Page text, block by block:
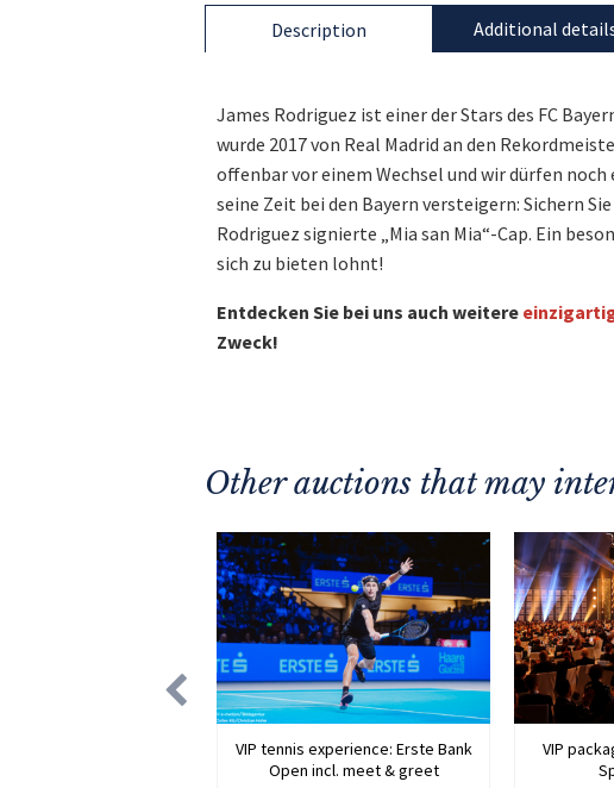
Description
James Rodriguez ist einer der Stars des FC
wurde 2017 von Real Madrid an den
offenbar vor einem Wechsel und wir dürfen
seine Zeit bei den Bayern versteigern: Sichern
Rodriguez signierte „Mia san Mia“-Cap. Ein
sich zu bieten lohnt!
Entdecken Sie bei uns auch weitere
Zweck!
Additional
Other auctions that may
VIP tennis experience: Erste Bank
Open incl. meet & greet
VIP